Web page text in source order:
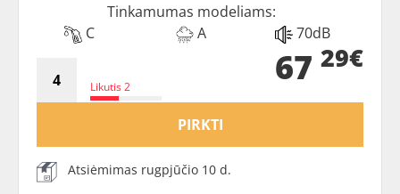
Tinkamumas modeliams:
C
A 70dB
Likutis 2 67 29€
PIRKTI
Atsiėmimas rugpjūčio 10 d.